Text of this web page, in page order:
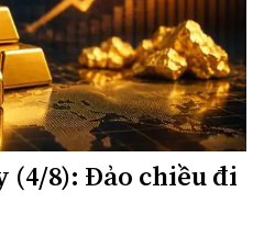
(4/8): Đảo chiều đi